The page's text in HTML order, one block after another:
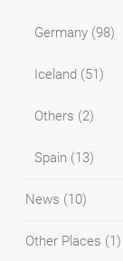
Germany (98)
Iceland (51)
Others (2)
Spain (13)
News (10)
Other Places (1)